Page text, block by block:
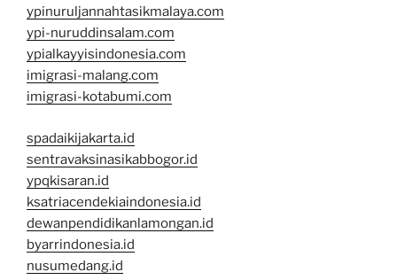
ypinuruljannahtasikmalaya.com
ypi-nuruddinsalam.com
ypialkayyisindonesia.com
imigrasi-malang.com
imigrasi-kotabumi.com
spadaikijakarta.id
sentravaksinasikabbogor.id
ypqkisaran.id
ksatriacendekiaindonesia.id
dewanpendidikanlamongan.id
byarrindonesia.id
nusumedang.id